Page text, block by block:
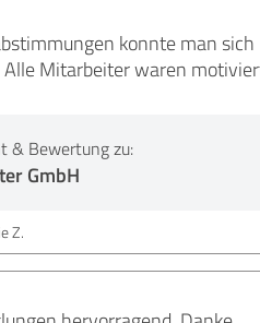
konnte man
Alle Mitarbeiter waren
& Bewertung zu:
GmbH
Z.